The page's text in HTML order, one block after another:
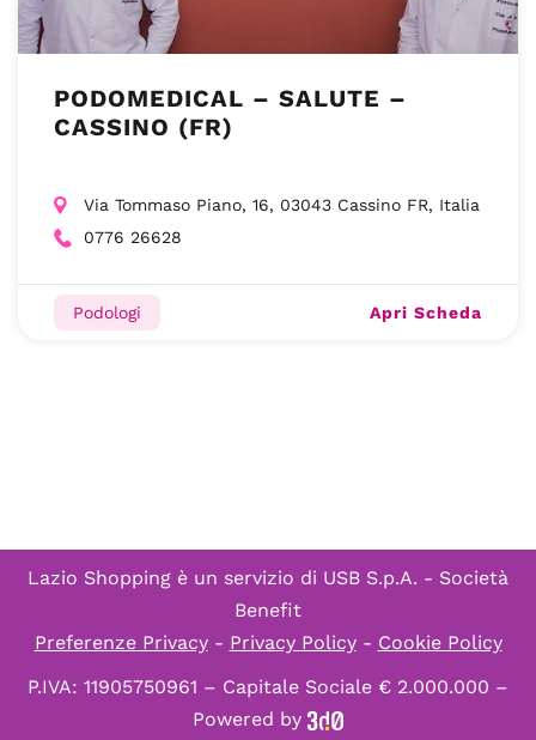
PODOMEDICAL – SALUTE –
CASSINO (FR)
Via Tommaso Piano, 16, 03043 Cassino FR, Italia
0776 26628
Podologi Apri Scheda
Lazio Shopping è un servizio di USB S.p.A. - Società
Benefit
Preferenze Privacy- Privacy Policy- Cookie Policy
P.IVA: 11905750961 – Capitale Sociale € 2.000.000 –
Powered by